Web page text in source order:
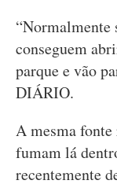
“Normalmente
conseguem
parque e vão
DIÁRIO.
A mesma
fumam lá
recentemente